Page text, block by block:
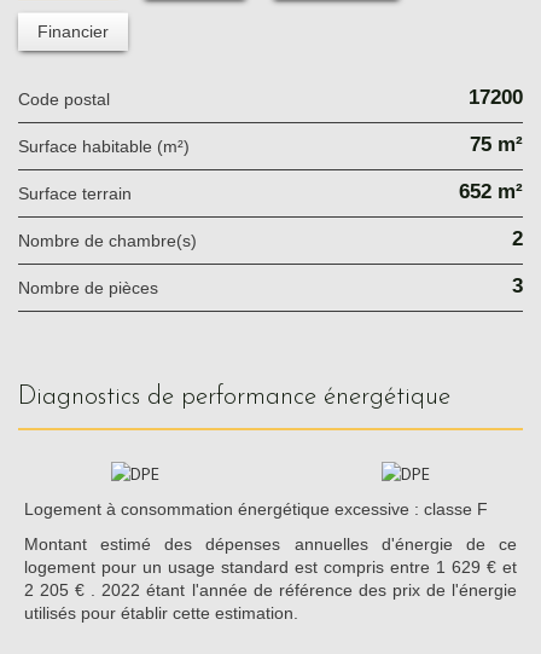
Financier
Code postal 17200
Surface habitable (m²) 75 m²
surface terrain 652 m²
Nombre de chambre(s) 2
Nombre de pièces 3
diagnostics de performance énergétique
Logement à consommation énergétique excessive : classe F
Montant estimé des dépenses annuelles d'énergie de ce
logement pour un usage standard est compris entre 1 629 € et
2 205 € . 2022 étant l'année de référence des prix de l'énergie
utilisés pour établir cette estimation.